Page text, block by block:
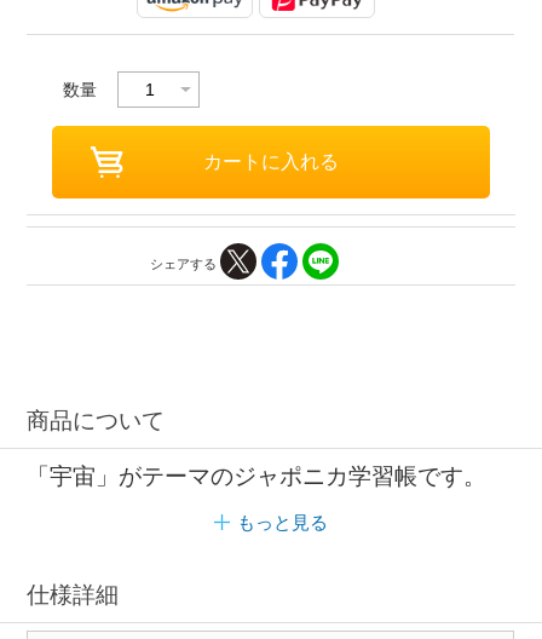
数量
シェアする
商品について
「宇宙」がテーマのジャポニカ学習帳です。
もっと見る
仕様詳細